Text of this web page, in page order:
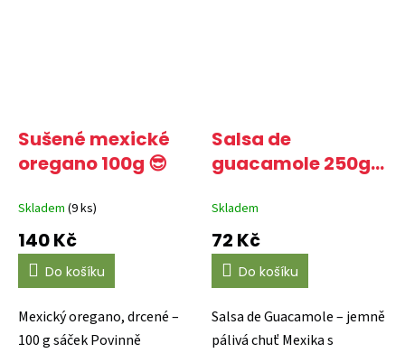
Sušené mexické
oregano 100g 😎
Skladem (9 ks)
140 Kč
Do košíku
Mexický oregano, drcené –
100 g sáček Povinně
Salsa de
guacamole 250g
Skladem
72 Kč
Do košíku
Salsa de Guacamole – jemně
pálivá chuť Mexika s